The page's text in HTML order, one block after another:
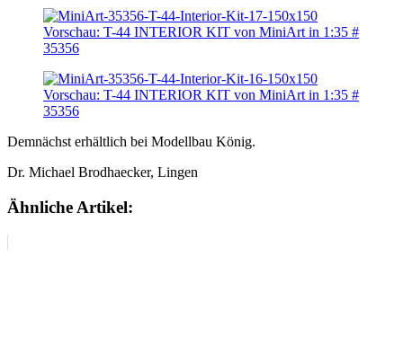
Demnächst erhältlich bei Modellbau König.
Dr. Michael Brodhaecker, Lingen
Ähnliche Artikel: